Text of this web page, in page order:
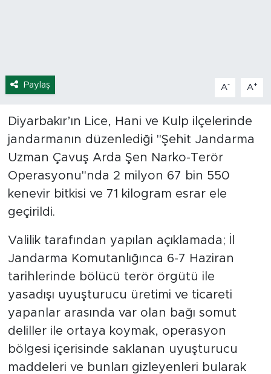
Paylaş A- A+
Diyarbakır’ın Lice, Hani ve Kulp ilçelerinde
jandarmanın düzenlediği "Şehit Jandarma
Uzman Çavuş Arda Şen Narko-Terör
Operasyonu"nda 2 milyon 67 bin 550
kenevir bitkisi ve 71 kilogram esrar ele
geçirildi.
Valilik tarafından yapılan açıklamada; İl
Jandarma Komutanlığınca 6-7 Haziran
tarihlerinde bölücü terör örgütü ile
yasadışı uyuşturucu üretimi ve ticareti
yapanlar arasında var olan bağı somut
deliller ile ortaya koymak, operasyon
bölgesi içerisinde saklanan uyuşturucu
maddeleri ve bunları gizleyenleri bularak